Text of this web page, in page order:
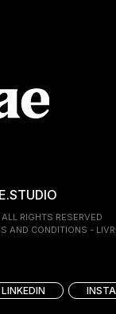
RIGHTS RESERVED
AND CONDITIONS -
LINKEDIN